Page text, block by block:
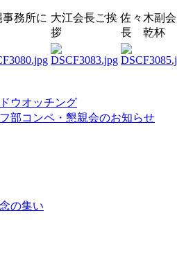
事務所に 大江会長ご挨
拶
佐々木副会
長 乾杯
ウオッチング
部コンペ・懇親会のお知らせ
の集い